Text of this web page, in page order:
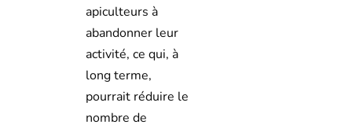
apiculteurs à
abandonner leur
activité, ce qui, à
long terme,
pourrait réduire le
nombre de